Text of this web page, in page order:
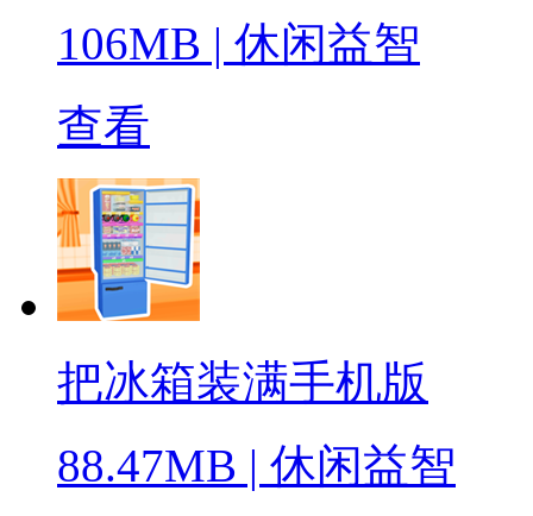
106MB | 休闲益智
查看
把冰箱装满手机版
88.47MB | 休闲益智